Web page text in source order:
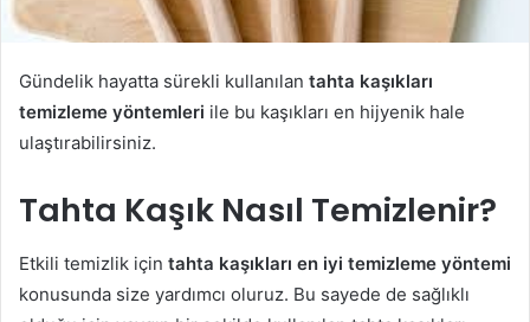
Gündelik hayatta sürekli kullanılan tahta kaşıkları
temizleme yöntemleri ile bu kaşıkları en hijyenik hale
ulaştırabilirsiniz.
Tahta Kaşık Nasıl Temizlenir?
Etkili temizlik için tahta kaşıkları en iyi temizleme yöntemi
konusunda size yardımcı oluruz. Bu sayede de sağlıklı